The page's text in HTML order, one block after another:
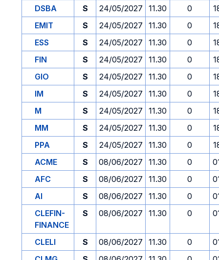
DSBA
S 24/05/2027 11.30 0
EMIT
S 24/05/2027 11.30 0
ESS
S 24/05/2027 11.30 0
FIN
S 24/05/2027 11.30 0
GIO
S 24/05/2027 11.30 0
IM
S 24/05/2027 11.30 0
M
S 24/05/2027 11.30 0
MM
S 24/05/2027 11.30 0
PPA
S 24/05/2027 11.30 0
ACME
S 08/06/2027 11.30 0
AFC
S 08/06/2027 11.30 0
AI
S 08/06/2027 11.30 0
CLEFIN-
FINANCE
S 08/06/2027 11.30 0
CLELI S 08/06/2027 11.30 0